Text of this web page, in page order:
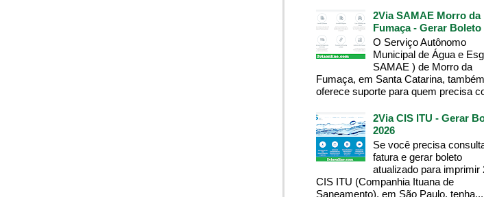
2Via SAMAE Morro da
Fumaça - Gerar Boleto
O Serviço Autônomo
Municipal de Água e
SAMAE ) de Morro da
Fumaça, em Santa Catarina, também
oferece suporte para quem precisa
2Via CIS ITU - Gerar
2026
Se você precisa
fatura e gerar boleto
atualizado para imprimir
CIS ITU (Companhia Ituana de
Saneamento), em São Paulo, tenha...